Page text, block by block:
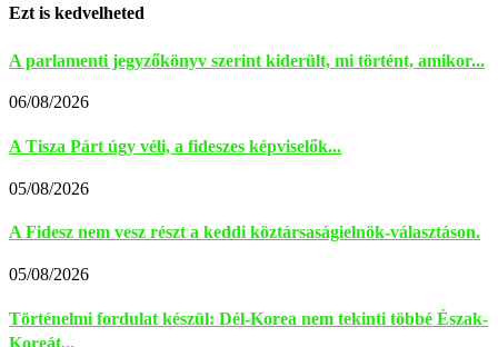
Ezt is kedvelheted
A parlamenti jegyzőkönyv szerint kiderült, mi történt, amikor...
06/08/2026
A Tisza Párt úgy véli, a fideszes képviselők...
05/08/2026
A Fidesz nem vesz részt a keddi köztársaságielnök-választáson.
05/08/2026
Történelmi fordulat készül: Dél-Korea nem tekinti többé Észak-
Koreát...